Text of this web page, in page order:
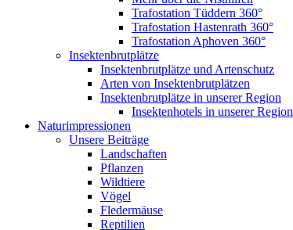
Trafostation Tüddern 360°
Trafostation Hastenrath 360°
Trafostation Aphoven 360°
Insektenbrutplätze
Insektenbrutplätze und Artenschutz
Arten von Insektenbrutplätzen
Insektenbrutplätze in unserer Region
Insektenhotels in unserer Region
Naturimpressionen
Unsere Beiträge
Landschaften
Pflanzen
Wildtiere
Vögel
Fledermäuse
Reptilien